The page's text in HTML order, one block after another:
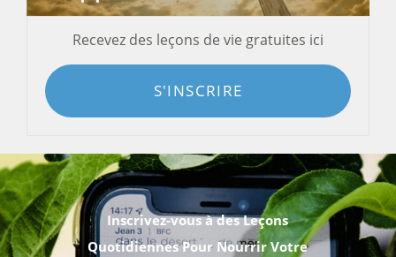
Recevez des leçons de vie gratuites ici
S'INSCRIRE
Inscrivez-vous à des Leçons
Quotidiennes Pour Nourrir Votre